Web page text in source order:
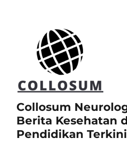
Collosum
Berita Kesehatan
Pendidikan Terkini